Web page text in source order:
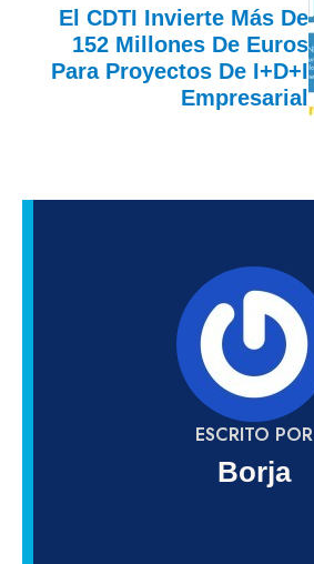
El CDTI Invierte Más De
152 Millones De Euros
Para Proyectos De I+D+i
Empresarial
ESCRITO POR
Borja